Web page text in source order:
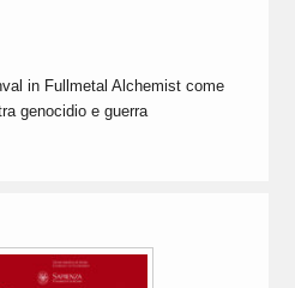
in Fullmetal Alchemist come
genocidio e guerra